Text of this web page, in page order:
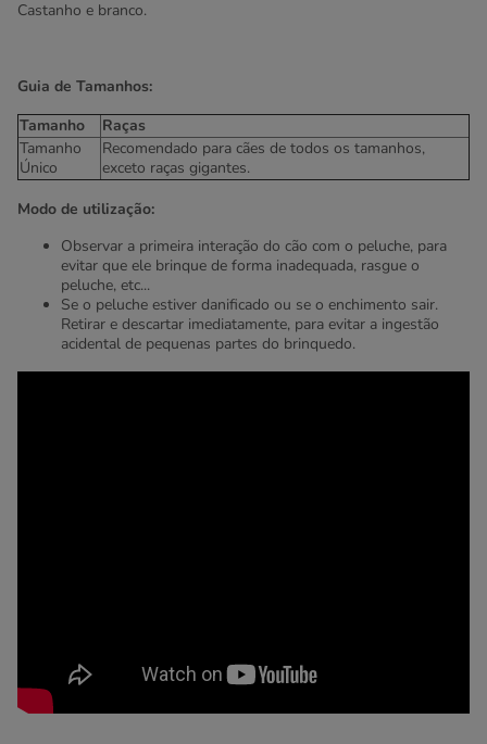
Castanho e branco.
Guia de Tamanhos:
Tamanho
Raças
Tamanho
Único
Recomendado para cães de todos os tamanhos,
exceto raças gigantes.
Modo de utilização:
Observar a primeira interação do cão com o peluche, para
evitar que ele brinque de forma inadequada, rasgue o
peluche, etc...
Se o peluche estiver danificado ou se o enchimento sair.
Retirar e descartar imediatamente, para evitar a ingestão
acidental de pequenas partes do brinquedo.